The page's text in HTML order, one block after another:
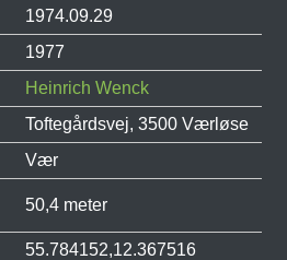
1974.09.29
1977
Heinrich Wenck
Toftegårdsvej, 3500 Værløse
Vær
50,4 meter
55.784152,12.367516